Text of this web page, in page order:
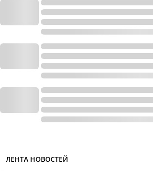
ЛЕНТА НОВОСТЕЙ